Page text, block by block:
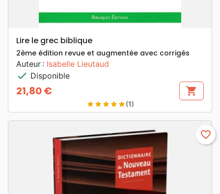
Lire le grec biblique
2ème édition revue et augmentée avec corrigés
Auteur : Isabelle Lieutaud
check Disponible
Prix
21,80 € shopping_cart
star star star star star(1)
favorite_border